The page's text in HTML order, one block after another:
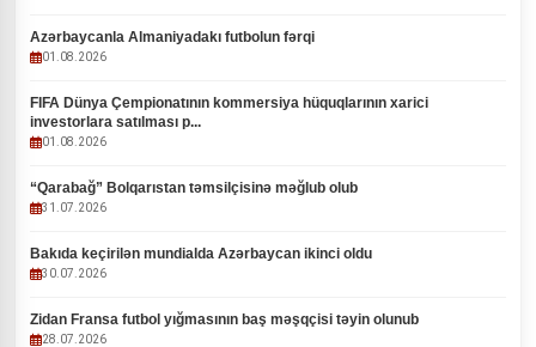
Azərbaycanla Almaniyadakı futbolun fərqi
01.08.2026
FIFA Dünya Çempionatının kommersiya hüquqlarının xarici
investorlara satılması p...
01.08.2026
“Qarabağ” Bolqarıstan təmsilçisinə məğlub olub
31.07.2026
Bakıda keçirilən mundialda Azərbaycan ikinci oldu
30.07.2026
Zidan Fransa futbol yığmasının baş məşqçisi təyin olunub
28.07.2026